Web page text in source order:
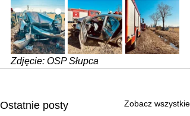
Zdjęcie: OSP Słupca
Ostatnie posty Zobacz wszystkie